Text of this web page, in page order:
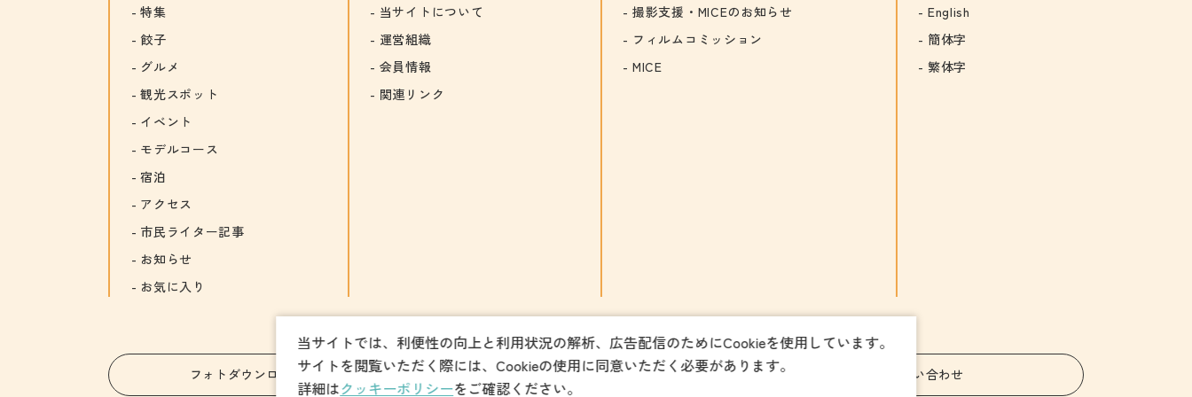
特集
餃子
グルメ
観光スポット
イベント
モデルコース
宿泊
アクセス
市民ライター記事
お知らせ
お気に入り
当サイトについて
運営組織
会員情報
関連リンク
撮影支援・MICEのお知らせ
フィルムコミッション
MICE
English
簡体字
繁体字
フォトダウンロード パンフレットダウンロード お問い合わせ
当サイトでは、利便性の向上と利用状況の解析、広告配信のためにCookieを使用しています。
サイトを閲覧いただく際には、Cookieの使用に同意いただく必要があります。
詳細はクッキーポリシーをご確認ください。